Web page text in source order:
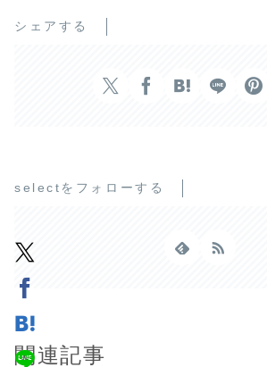
シェアする
selectをフォローする
関連記事